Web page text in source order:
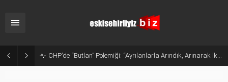
CHP’de “Butlan” Polemiği: “Ayrılanlarla Arındık, Arınarak İktidar Olacağız”